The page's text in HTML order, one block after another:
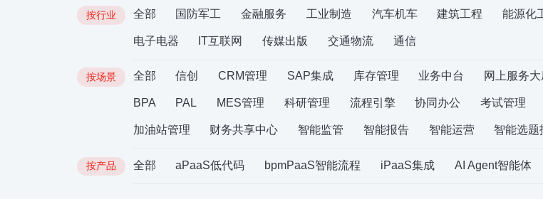
按行业 全部 国防军工 金融服务 工业制造 汽车机车 建筑工程 能源化
电子电器 IT互联网 传媒出版 交通物流 通信
按场景 全部 信创 CRM管理 SAP集成 库存管理 业务中台 网上服务
BPA PAL MES管理 科研管理 流程引擎 协同办公 考试管理
加油站管理 财务共享中心 智能监管 智能报告 智能运营 智能选题
按产品 全部 aPaaS低代码 bpmPaaS智能流程 iPaaS集成 AI Agent智能体